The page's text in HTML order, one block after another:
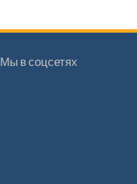
Мы в соцсетях